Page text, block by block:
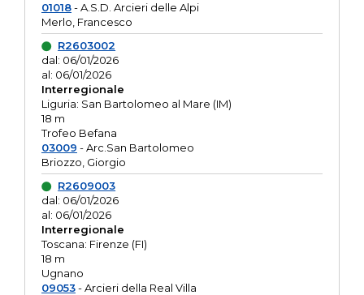
01018- A.S.D. Arcieri delle Alpi
Merlo, Francesco
R2603002
dal: 06/01/2026
al: 06/01/2026
Interregionale
Liguria: San Bartolomeo al Mare (IM)
18 m
Trofeo Befana
03009 - Arc.San Bartolomeo
Briozzo, Giorgio
R2609003
dal: 06/01/2026
al: 06/01/2026
Interregionale
Toscana: Firenze (FI)
18 m
Ugnano
09053- Arcieri della Real Villa